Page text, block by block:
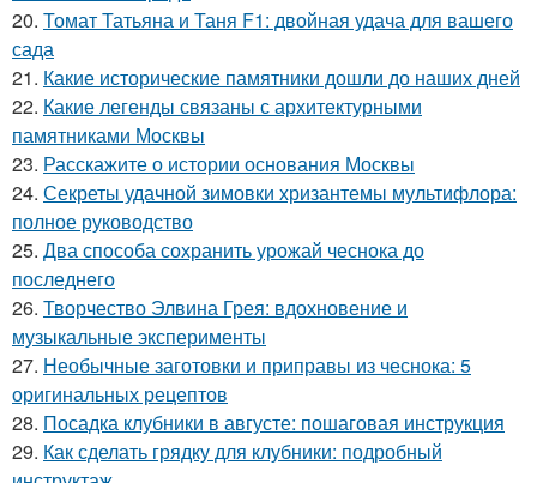
20. Томат Татьяна и Таня F1: двойная удача для вашего
сада
21. Какие исторические памятники дошли до наших дней
22. Какие легенды связаны с архитектурными
памятниками Москвы
23. Расскажите о истории основания Москвы
24. Секреты удачной зимовки хризантемы мультифлора:
полное руководство
25. Два способа сохранить урожай чеснока до
последнего
26. Творчество Элвина Грея: вдохновение и
музыкальные эксперименты
27. Необычные заготовки и приправы из чеснока: 5
оригинальных рецептов
28. Посадка клубники в августе: пошаговая инструкция
29. Как сделать грядку для клубники: подробный